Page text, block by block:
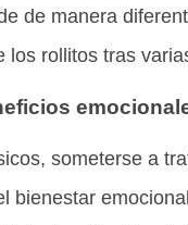
de manera
los rollitos tras
someterse a
bienestar